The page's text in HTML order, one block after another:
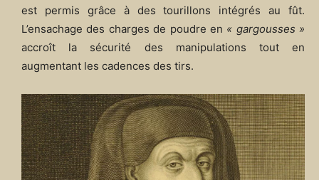
est permis grâce à des tourillons intégrés au fût.
L’ensachage des charges de poudre en « gargousses »
accroît la sécurité des manipulations tout en
augmentant les cadences des tirs.